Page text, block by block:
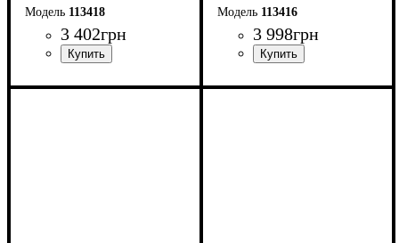
113418
3 402грн
113416
3 998грн